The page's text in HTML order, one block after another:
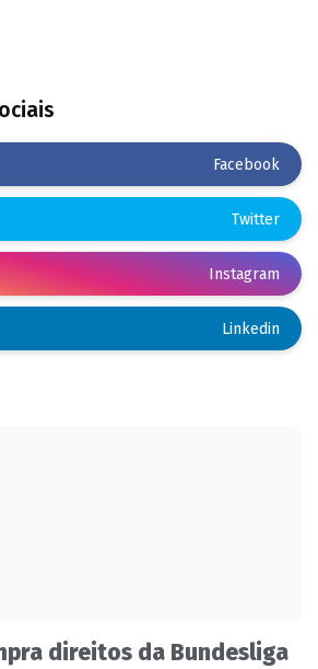
Facebook
Twitter
Instagram
Linkedin
direitos da Bundesliga